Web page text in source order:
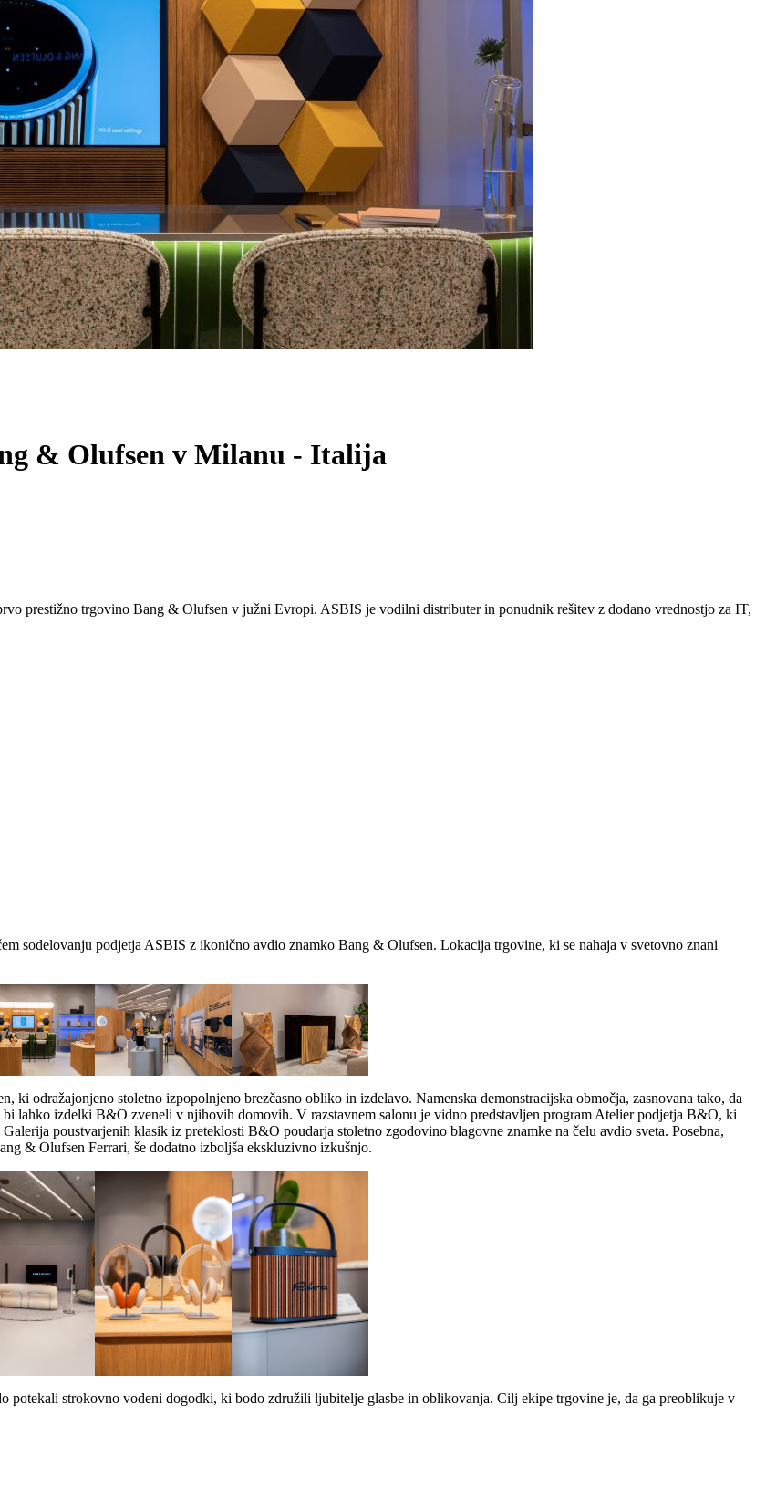
& Olufsen v Milanu - Italija
prestižno trgovino Bang & Olufsen v južni Evropi. ASBIS je vodilni distributer in ponudnik rešitev z dodano vrednostjo za IT,
sodelovanju podjetja ASBIS z ikonično avdio znamko Bang & Olufsen. Lokacija trgovine, ki se nahaja v svetovno znani
odražajonjeno stoletno izpopolnjeno brezčasno obliko in izdelavo. Namenska demonstracijska območja, zasnovana tako, da
lahko izdelki B&O zveneli v njihovih domovih. V razstavnem salonu je vidno predstavljen program Atelier podjetja B&O, ki
poustvarjenih klasik iz preteklosti B&O poudarja stoletno zgodovino blagovne znamke na čelu avdio sveta. Posebna,
& Olufsen Ferrari, še dodatno izboljša ekskluzivno izkušnjo.
potekali strokovno vodeni dogodki, ki bodo združili ljubitelje glasbe in oblikovanja. Cilj ekipe trgovine je, da ga preoblikuje v